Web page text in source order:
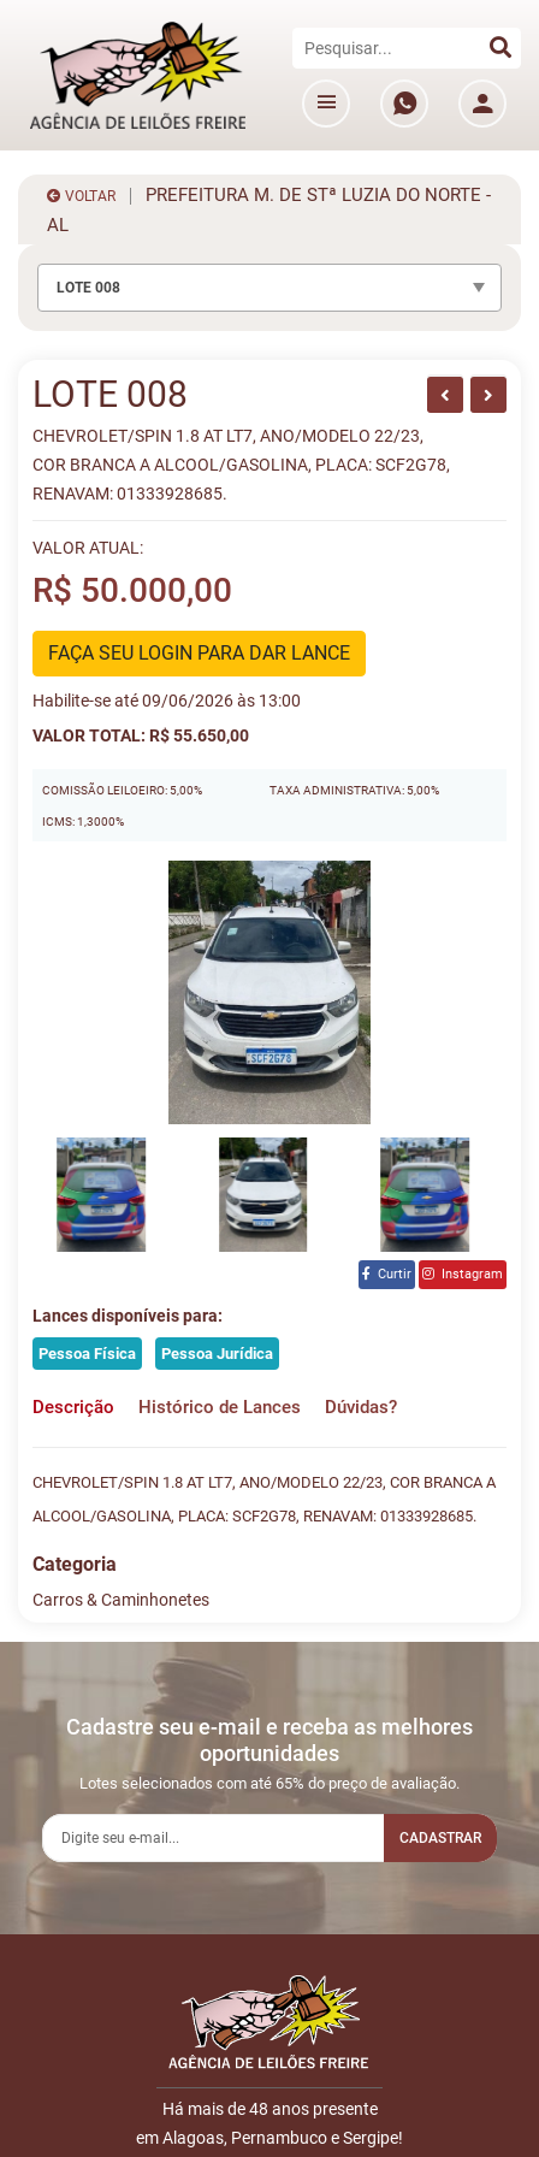
VOLTAR
PREFEITURA M. DE STª LUZIA DO NORTE -
AL
LOTE 008
LOTE 008
CHEVROLET/SPIN 1.8 AT LT7, ANO/MODELO 22/23,
COR BRANCA A ALCOOL/GASOLINA, PLACA: SCF2G78,
RENAVAM: 01333928685.
VALOR ATUAL:
R$ 50.000,00
FAÇA SEU LOGIN PARA DAR LANCE
Habilite-se até 09/06/2026 às 13:00
VALOR TOTAL: R$ 55.650,00
COMISSÃO LEILOEIRO: 5,00%
ICMS: 1,3000%
TAXA ADMINISTRATIVA: 5,00%
Curtir Instagram
Lances disponíveis para:
Pessoa Física Pessoa Jurídica
Descrição Histórico de Lances Dúvidas?
CHEVROLET/SPIN 1.8 AT LT7, ANO/MODELO 22/23, COR BRANCA A
ALCOOL/GASOLINA, PLACA: SCF2G78, RENAVAM: 01333928685.
Categoria
Carros & Caminhonetes
DATA/HORA
09/06
INICIO DO
LEILÃO
Disputas
iniciadas
09/06
17:36:49
LEILÃO
ENCERRADO
Fim das
conosco pelo whatsapp:
Sua dúvida
Nome
Cadastre seu e-mail e receba as melhores
oportunidades
Lotes selecionados com até 65% do preço de avaliação.
CADASTRAR
Há mais de 48 anos presente
em Alagoas, Pernambuco e Sergipe!